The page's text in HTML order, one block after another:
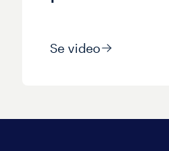
Se video